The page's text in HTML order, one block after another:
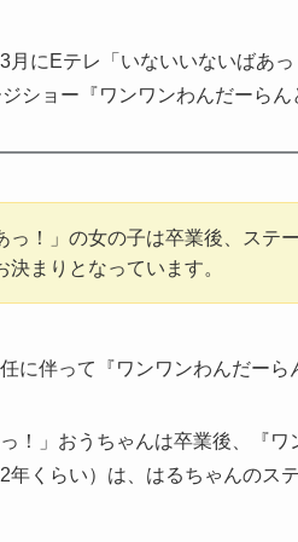
月にEテレ「いないいないばあ
ショー『ワンワンわんだーらん
っ！」の女の子は卒業後、ステ
決まりとなっています。
に伴って『ワンワンわんだーら
！」おうちゃんは卒業後、『
くらい）は、はるちゃんのス